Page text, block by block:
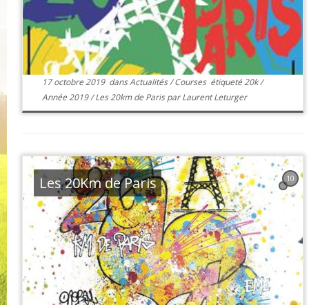
17 octobre 2019dansActualités/Courses étiqueté20k/
Année 2019/Les 20km de ParisparLaurent Leturger
10
Les 20Km de Paris